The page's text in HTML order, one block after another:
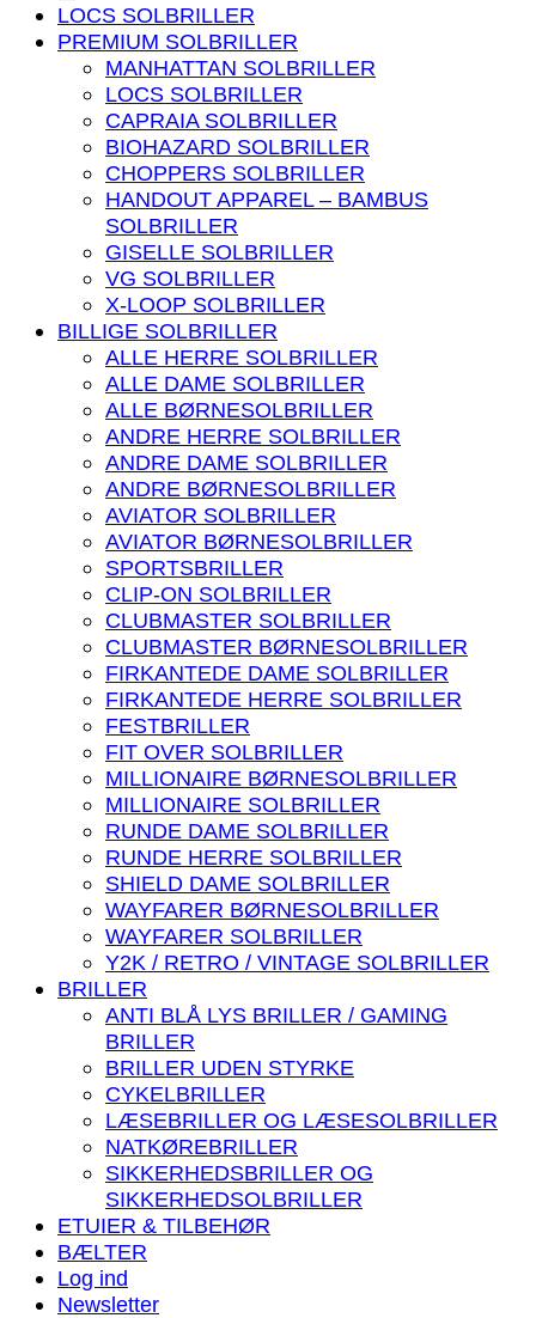
LOCS SOLBRILLER
PREMIUM SOLBRILLER
MANHATTAN SOLBRILLER
LOCS SOLBRILLER
CAPRAIA SOLBRILLER
BIOHAZARD SOLBRILLER
CHOPPERS SOLBRILLER
HANDOUT APPAREL – BAMBUS
SOLBRILLER
GISELLE SOLBRILLER
VG SOLBRILLER
X-LOOP SOLBRILLER
BILLIGE SOLBRILLER
ALLE HERRE SOLBRILLER
ALLE DAME SOLBRILLER
ALLE BØRNESOLBRILLER
ANDRE HERRE SOLBRILLER
ANDRE DAME SOLBRILLER
ANDRE BØRNESOLBRILLER
AVIATOR SOLBRILLER
AVIATOR BØRNESOLBRILLER
SPORTSBRILLER
CLIP-ON SOLBRILLER
CLUBMASTER SOLBRILLER
CLUBMASTER BØRNESOLBRILLER
FIRKANTEDE DAME SOLBRILLER
FIRKANTEDE HERRE SOLBRILLER
FESTBRILLER
FIT OVER SOLBRILLER
MILLIONAIRE BØRNESOLBRILLER
MILLIONAIRE SOLBRILLER
RUNDE DAME SOLBRILLER
RUNDE HERRE SOLBRILLER
SHIELD DAME SOLBRILLER
WAYFARER BØRNESOLBRILLER
WAYFARER SOLBRILLER
Y2K / RETRO / VINTAGE SOLBRILLER
BRILLER
ANTI BLÅ LYS BRILLER / GAMING
BRILLER
BRILLER UDEN STYRKE
CYKELBRILLER
LÆSEBRILLER OG LÆSESOLBRILLER
NATKØREBRILLER
SIKKERHEDSBRILLER OG
SIKKERHEDSOLBRILLER
ETUIER & TILBEHØR
BÆLTER
Log ind
Newsletter